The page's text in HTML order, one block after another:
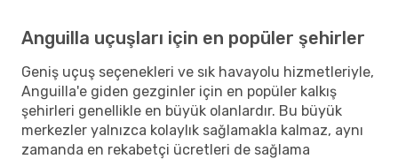
Anguilla uçuşları için en popüler şehirler
Geniş uçuş seçenekleri ve sık havayolu hizmetleriyle,
Anguilla'e giden gezginler için en popüler kalkış
şehirleri genellikle en büyük olanlardır. Bu büyük
merkezler yalnızca kolaylık sağlamakla kalmaz, aynı
zamanda en rekabetçi ücretleri de sağlama